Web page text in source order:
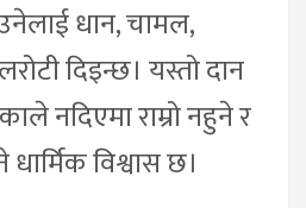
धान, चामल,
दिइन्छ। यस्तो दान
नदिएमा राम्रो नहुने र
धार्मिक विश्वास छ।